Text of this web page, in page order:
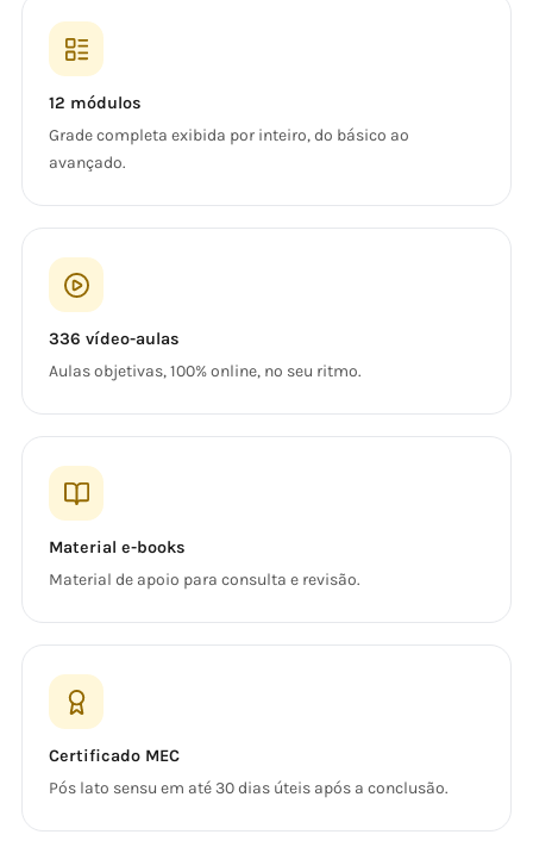
12 módulos
Grade completa exibida por inteiro, do básico ao
avançado.
336 vídeo-aulas
Aulas objetivas, 100% online, no seu ritmo.
Material e-books
Material de apoio para consulta e revisão.
Certificado MEC
Pós lato sensu em até 30 dias úteis após a conclusão.